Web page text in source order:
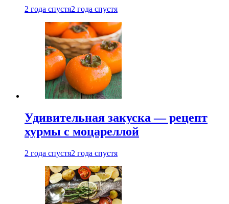
2 года спустя2 года спустя
Удивительная закуска — рецепт
хурмы с моцареллой
2 года спустя2 года спустя